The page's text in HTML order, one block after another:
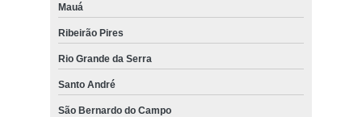
Mauá
Ribeirão Pires
Rio Grande da Serra
Santo André
São Bernardo do Campo